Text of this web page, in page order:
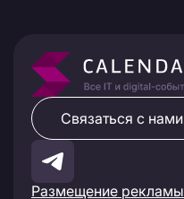
Размещение рекламы
Связаться с нами